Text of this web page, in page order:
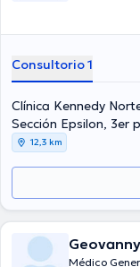
Consultorio 1
Clínica Kennedy
Sección Epsilon, 3er
Guayaquil Norte
12,3 km
Médico